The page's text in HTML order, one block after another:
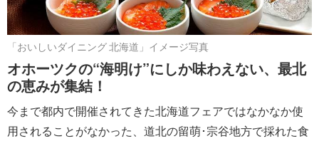
「おいしいダイニング 北海道」イメージ写真
オホーツクの“海明け”にしか味わえない、最北
の恵みが集結！
今まで都内で開催されてきた北海道フェアではなかなか使
用されることがなかった、道北の留萌･宗谷地方で採れた食